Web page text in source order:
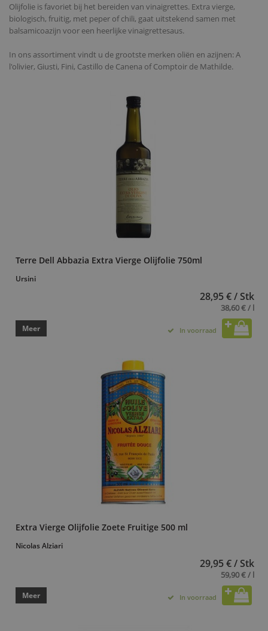
Olijfolie is favoriet bij het bereiden van vinaigrettes. Extra vierge,
biologisch, fruitig, met peper of chili, gaat uitstekend samen met
balsamicoazijn voor een heerlijke vinaigrettesaus.
In ons assortiment vindt u de grootste merken oliën en azijnen: A
l'olivier, Giusti, Fini, Castillo de Canena of Comptoir de Mathilde.
Terre Dell Abbazia Extra Vierge Olijfolie 750ml
Ursini
28,95 € / Stk
38,60 € / l
Meer In voorraad
Extra Vierge Olijfolie Zoete Fruitige 500 ml
Nicolas Alziari
29,95 € / Stk
59,90 € / l
Meer In voorraad